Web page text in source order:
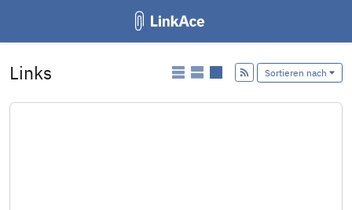
Links Hinzufügen
Sortieren nach